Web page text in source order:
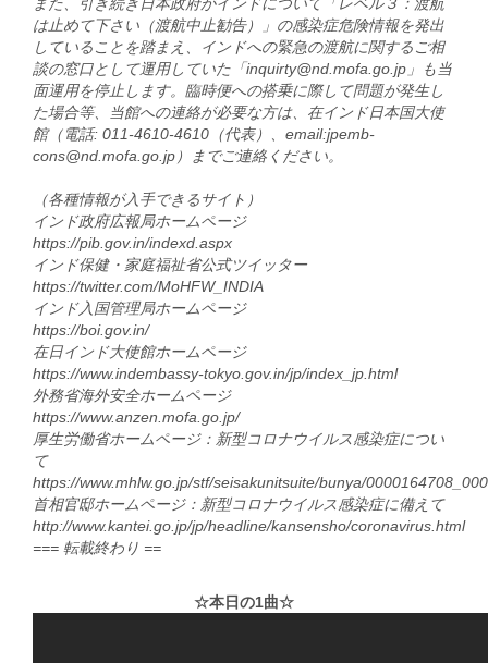
は止めて下さい（渡航中止勧告）」の感染症危険情報を発出
していることを踏まえ、インドへの緊急の渡航に関するご相
談の窓口として運用していた「inquirty@nd.mofa.go.jp」も当
面運用を停止します。臨時便への搭乗に際して問題が発生し
た場合等、当館への連絡が必要な方は、在インド日本国大使
館（電話: 011-4610-4610（代表）、email:jpemb-
cons@nd.mofa.go.jp）までご連絡ください。
（各種情報が入手できるサイト）
インド政府広報局ホームページ
https://pib.gov.in/indexd.aspx
インド保健・家庭福祉省公式ツイッター
https://twitter.com/MoHFW_INDIA
インド入国管理局ホームページ
https://boi.gov.in/
在日インド大使館ホームページ
https://www.indembassy-tokyo.gov.in/jp/index_jp.html
外務省海外安全ホームページ
https://www.anzen.mofa.go.jp/
厚生労働省ホームページ：新型コロナウイルス感染症につい
て
https://www.mhlw.go.jp/stf/seisakunitsuite/bunya/
首相官邸ホームページ：新型コロナウイルス感染症に備えて
http://www.kantei.go.jp/jp/headline/kansensho/coronavirus.html
=== 転載終わり ==
☆本日の1曲☆